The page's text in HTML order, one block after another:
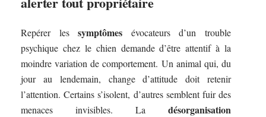
Repérer lessymptômes évocateurs d’un trouble
psychique chez le chien demande d’être attentif à la
moindre variation de comportement. Un animal qui, du
jour au lendemain, change d’attitude doit retenir
l’attention. Certains s’isolent, d’autres semblent fuir des
menaces invisibles. La désorganisation